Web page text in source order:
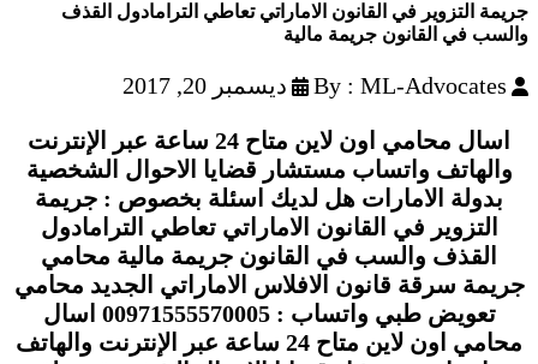
جريمة التزوير في القانون الاماراتي تعاطي الترامادول القذف
والسب في القانون جريمة مالية
By : ML-Advocates ديسمبر 20, 2017
اسال محامي اون لاين متاح 24 ساعة عبر الإنترنت
والهاتف واتساب مستشار قضايا الاحوال الشخصية
بدولة الامارات هل لديك اسئلة بخصوص : جريمة
التزوير في القانون الاماراتي تعاطي الترامادول
القذف والسب في القانون جريمة مالية محامي
جريمة سرقة قانون الافلاس الاماراتي الجديد محامي
تعويض طبي واتساب : 00971555570005 اسال
محامي اون لاين متاح 24 ساعة عبر الإنترنت والهاتف